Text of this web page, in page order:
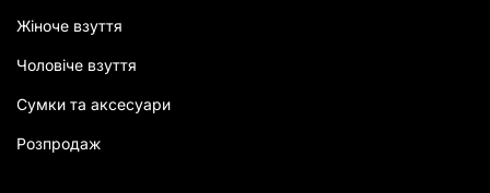
Жіноче взуття
Чоловіче взуття
Сумки та аксесуари
Розпродаж